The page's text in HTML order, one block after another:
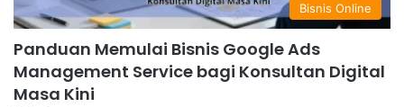
Bisnis Online
Panduan Memulai Bisnis Google Ads
Management Service bagi Konsultan Digital
Masa Kini